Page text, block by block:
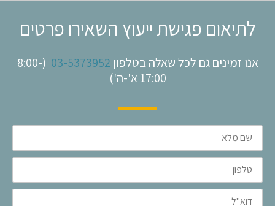
לתיאום פגישת ייעוץ השאירו פרטים
אנו זמינים גם לכל שאלה בטלפון 03-5373952
(8:00-
17:00 א'-ה')
שם
מלא
טלפון
דוא"ל